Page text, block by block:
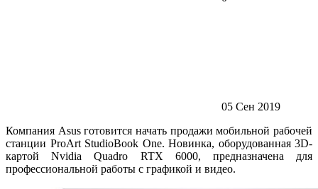
05 Сен 2019
Компания Asus готовится начать продажи мобильной рабочей
станции ProArt StudioBook One. Новинка, оборудованная 3D-
картой Nvidia Quadro RTX 6000, предназначена для
профессиональной работы с графикой и видео.